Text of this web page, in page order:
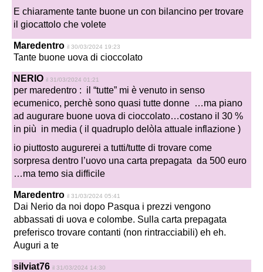
E chiaramente tante buone un con bilancino per trovare
il giocattolo che volete
Maredentro il 30/03/2024 19:23
Tante buone uova di cioccolato
NERIO il 31/03/2024 01:21
per maredentro : il “tutte” mi è venuto in senso
ecumenico, perchè sono quasi tutte donne …ma piano
ad augurare buone uova di cioccolato…costano il 30 %
in più in media ( il quadruplo delòla attuale inflazione )
io piuttosto augurerei a tutti/tutte di trovare come
sorpresa dentro l’uovo una carta prepagata da 500 euro
…ma temo sia difficile
Maredentro il 31/03/2024 05:41
Dai Nerio da noi dopo Pasqua i prezzi vengono
abbassati di uova e colombe. Sulla carta prepagata
preferisco trovare contanti (non rintracciabili) eh eh.
Auguri a te
silviat76 il 31/03/2024 14:30